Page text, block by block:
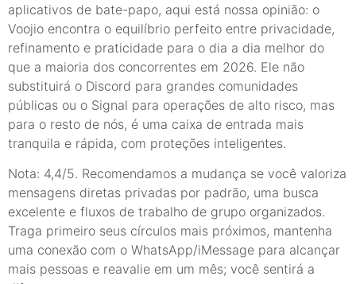
aplicativos de bate-papo, aqui está nossa opinião: o
Voojio encontra o equilíbrio perfeito entre privacidade,
refinamento e praticidade para o dia a dia melhor do
que a maioria dos concorrentes em 2026. Ele não
substituirá o Discord para grandes comunidades
públicas ou o Signal para operações de alto risco, mas
para o resto de nós, é uma caixa de entrada mais
tranquila e rápida, com proteções inteligentes.
Nota: 4,4/5. Recomendamos a mudança se você valoriza
mensagens diretas privadas por padrão, uma busca
excelente e fluxos de trabalho de grupo organizados.
Traga primeiro seus círculos mais próximos, mantenha
uma conexão com o WhatsApp/iMessage para alcançar
mais pessoas e reavalie em um mês; você sentirá a